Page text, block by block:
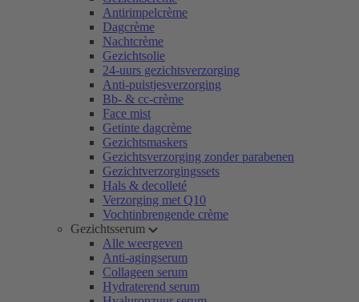
Antirimpelcrème
Dagcrème
Nachtcrème
Gezichtsolie
24-uurs gezichtsverzorging
Anti-puistjesverzorging
Bb- & cc-crème
Face mist
Getinte dagcrème
Gezichtsmaskers
Gezichtsverzorging zonder parabenen
Gezichtverzorgingssets
Hals & decolleté
Verzorging met Q10
Vochtinbrengende crème
Gezichtsserum
Alle weergeven
Anti-agingserum
Collageen serum
Hydraterend serum